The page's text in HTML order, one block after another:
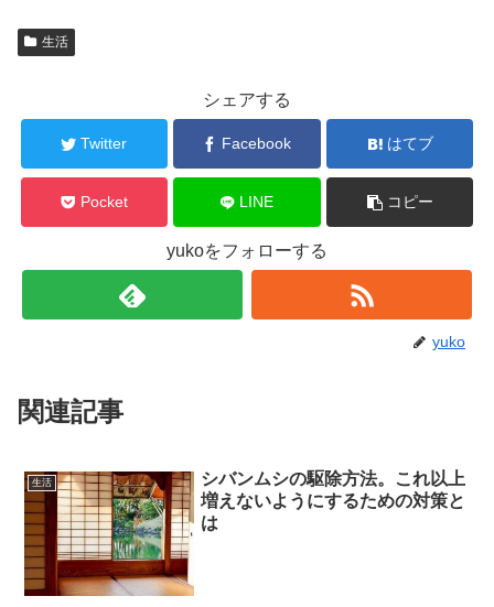
生活
シェアする
Twitter Facebook はてブ
Pocket LINE コピー
yukoをフォローする
yuko
関連記事
生活
シバンムシの駆除方法。これ以上
増えないようにするための対策と
は